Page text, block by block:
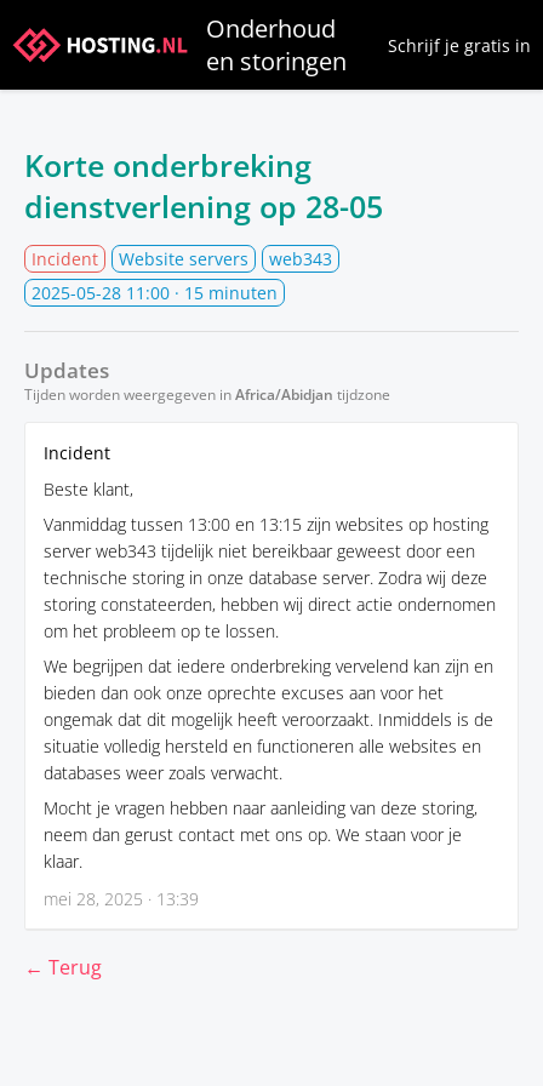
Onderhoud
en storingen
Schrijf je gratis in
Korte onderbreking
dienstverlening op 28-05
Incident Website servers
web343
2025-05-28 11:00 · 15 minuten
Updates
Tijden worden weergegeven inAfrica/Abidjan tijdzone
Incident
Beste klant,
Vanmiddag tussen 13:00 en 13:15 zijn websites op hosting
server web343 tijdelijk niet bereikbaar geweest door een
technische storing in onze database server. Zodra wij deze
storing constateerden, hebben wij direct actie ondernomen
om het probleem op te lossen.
We begrijpen dat iedere onderbreking vervelend kan zijn en
bieden dan ook onze oprechte excuses aan voor het
ongemak dat dit mogelijk heeft veroorzaakt. Inmiddels is de
situatie volledig hersteld en functioneren alle websites en
databases weer zoals verwacht.
Mocht je vragen hebben naar aanleiding van deze storing,
neem dan gerust contact met ons op. We staan voor je
klaar.
mei 28, 2025 · 13:39
← Terug